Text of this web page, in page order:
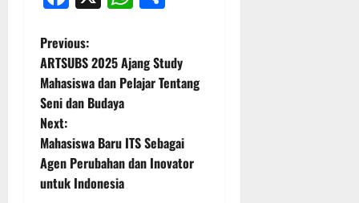
P
o
s
t
n
Previous:
ARTSUBS 2025 Ajang Study
Mahasiswa dan Pelajar Tentang
Seni dan Budaya
Next:
Mahasiswa Baru ITS Sebagai
Agen Perubahan dan Inovator
untuk Indonesia